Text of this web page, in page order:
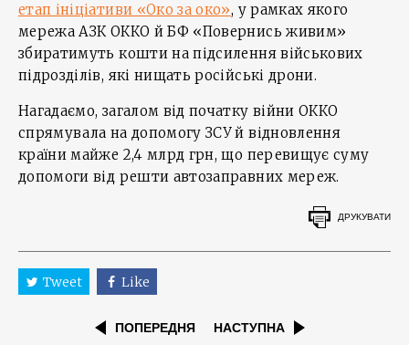
етап ініціативи «Око за око», у рамках якого
мережа АЗК ОККО й БФ «Повернись живим»
збиратимуть кошти на підсилення військових
підрозділів, які нищать російські дрони.
Нагадаємо, загалом від початку війни ОККО
спрямувала на допомогу ЗСУ й відновлення
країни майже 2,4 млрд грн, що перевищує суму
допомоги від решти автозаправних мереж.
ДРУКУВАТИ
Tweet Like
ПОПЕРЕДНЯ НАСТУПНА